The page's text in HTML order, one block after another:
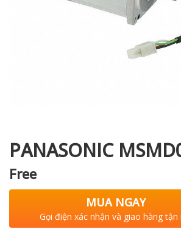
PANASONIC
Free
MUA NGAY
Gọi điện xác nhận và giao hàng tận